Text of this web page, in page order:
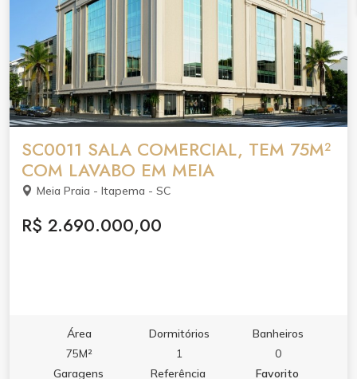
SC0011 SALA COMERCIAL, TEM 75M²
COM LAVABO EM MEIA
Meia Praia - Itapema - SC
R$ 2.690.000,00
Área
75M²
Dormitórios
1
Banheiros
0
Garagens
Referência
Favorito